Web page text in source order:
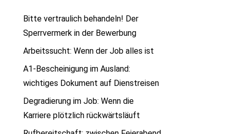
Bitte vertraulich behandeln! Der
Sperrvermerk in der Bewerbung
Arbeitssucht: Wenn der Job alles ist
A1-Bescheinigung im Ausland:
wichtiges Dokument auf Dienstreisen
Degradierung im Job: Wenn die
Karriere plötzlich rückwärtsläuft